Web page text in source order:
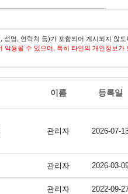
명, 연락처 등)가 포함되어 게시되지 않도
용될 수 있으며, 특히 타인의 개인정보가
이름 등록일
관리자 2026-07-
관리자 2026-03-
관리자 2022-09-